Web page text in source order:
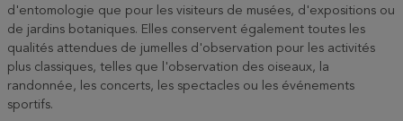
d'entomologie que pour les visiteurs de musées, d'expositions ou
de jardins botaniques. Elles conservent également toutes les
qualités attendues de jumelles d'observation pour les activités
plus classiques, telles que l'observation des oiseaux, la
randonnée, les concerts, les spectacles ou les événements
sportifs.